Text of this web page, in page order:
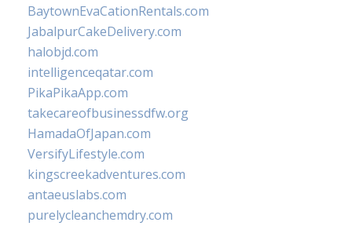
BaytownEvaCationRentals.com
JabalpurCakeDelivery.com
halobjd.com
intelligenceqatar.com
PikaPikaApp.com
takecareofbusinessdfw.org
HamadaOfJapan.com
VersifyLifestyle.com
kingscreekadventures.com
antaeuslabs.com
purelycleanchemdry.com